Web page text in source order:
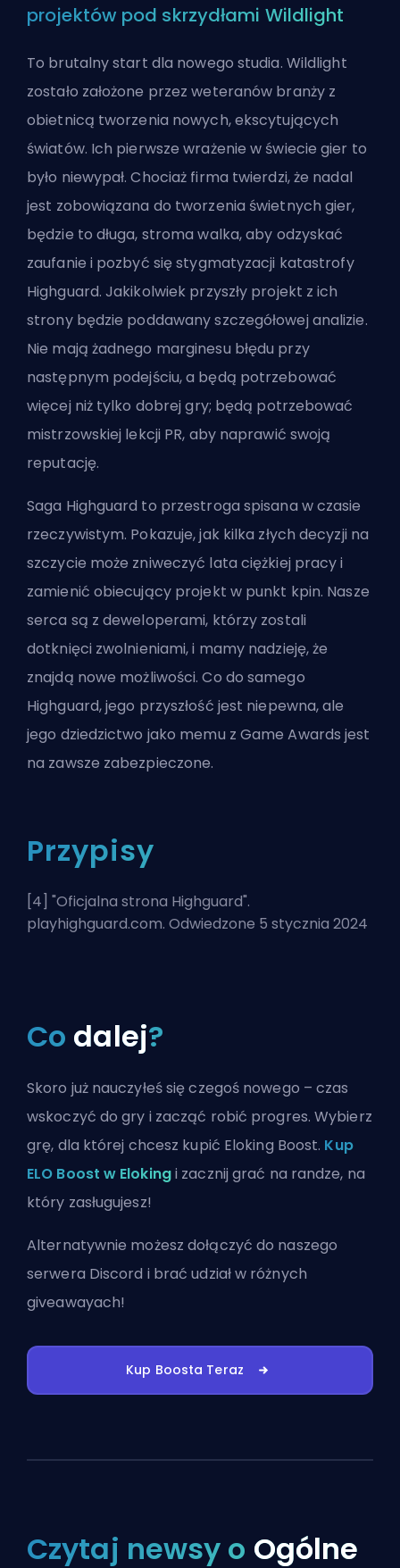
projektów pod skrzydłami Wildlight
To brutalny start dla nowego studia. Wildlight
zostało założone przez weteranów branży z
obietnicą tworzenia nowych, ekscytujących
światów. Ich pierwsze wrażenie w świecie gier to
było niewypał. Chociaż firma twierdzi, że nadal
jest zobowiązana do tworzenia świetnych gier,
będzie to długa, stroma walka, aby odzyskać
zaufanie i pozbyć się stygmatyzacji katastrofy
Highguard. Jakikolwiek przyszły projekt z ich
strony będzie poddawany szczegółowej analizie.
Nie mają żadnego marginesu błędu przy
następnym podejściu, a będą potrzebować
więcej niż tylko dobrej gry; będą potrzebować
mistrzowskiej lekcji PR, aby naprawić swoją
reputację.
Saga Highguard to przestroga spisana w czasie
rzeczywistym. Pokazuje, jak kilka złych decyzji na
szczycie może zniweczyć lata ciężkiej pracy i
zamienić obiecujący projekt w punkt kpin. Nasze
serca są z deweloperami, którzy zostali
dotknięci zwolnieniami, i mamy nadzieję, że
znajdą nowe możliwości. Co do samego
Highguard, jego przyszłość jest niepewna, ale
jego dziedzictwo jako memu z Game Awards jest
na zawsze zabezpieczone.
Przypisy
[4] "Oficjalna strona Highguard".
playhighguard.com. Odwiedzone 5 stycznia 2024
Co dalej?
Skoro już nauczyłeś się czegoś nowego – czas
wskoczyć do gry i zacząć robić progres. Wybierz
grę, dla której chcesz kupić Eloking Boost. Kup
ELO Boost w Elokingi zacznij grać na randze, na
który zasługujesz!
Alternatywnie możeszdołączyć do naszego
serwera Discord i brać udział w różnych
giveawayach!
Kup Boosta Teraz
Czytaj newsy o Ogólne